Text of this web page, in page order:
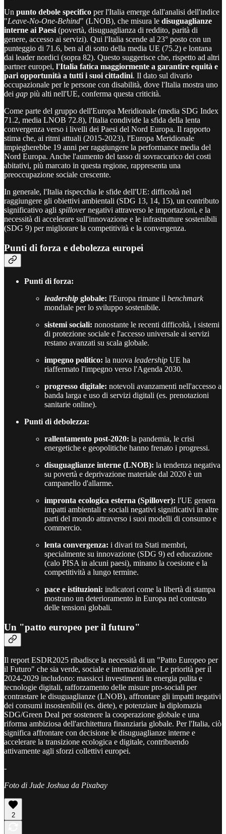
Un punto debole specifico per l'Italia emerge dall'analisi dell'indice
"Leave-No-One-Behind" (LNOB), che misura le disuguaglianze
interne ai Paesi(povertà, disuguaglianza di reddito, parità di
genere, accesso ai servizi). Qui l'Italia scende al 23° posto con un
punteggio di 71.6, ben al di sotto della media UE (75.2) e lontana
dai leader nordici (sopra 82). Questo suggerisce che, rispetto ad altri
partner europei, l'Italia fatica maggiormente a garantire equità e
pari opportunità a tutti i suoi cittadini. Il dato sul divario
occupazionale per le persone con disabilità, dove l'Italia mostra uno
dei gap più alti nell'UE, conferma questa criticità.
Come parte del gruppo dell'Europa Meridionale (media SDG Index
71.2, media LNOB 72.8), l'Italia condivide la sfida della lenta
convergenza verso i livelli dei Paesi del Nord Europa. Il rapporto
stima che, ai ritmi attuali (2015-2023), l'Europa Meridionale
impiegherebbe 19 anni per raggiungere la performance media del
Nord Europa. Anche l'aumento del tasso di sovraccarico dei costi
abitativi, più marcato in questa regione, rappresenta una
preoccupazione sociale crescente.
In generale, l'Italia rispecchia le sfide dell'UE: difficoltà nel
raggiungere gli obiettivi ambientali (SDG 13, 14, 15), un contributo
significativo agli spillovernegativi attraverso le importazioni, e la
necessità di accelerare sull'innovazione e le infrastrutture sostenibili
(SDG 9) per migliorare la competitività e la convergenza.
Punti di forza e debolezza europei
Punti di forza:
leadership globale: l'Europa rimane il benchmark
mondiale per lo sviluppo sostenibile.
sistemi sociali: nonostante le recenti difficoltà, i sistemi
di protezione sociale e l'accesso universale ai servizi
restano avanzati su scala globale.
impegno politico: la nuova leadership UE ha
riaffermato l'impegno verso l'Agenda 2030.
progresso digitale: notevoli avanzamenti nell'accesso a
banda larga e uso di servizi digitali (es. prenotazioni
sanitarie online).
Punti di debolezza:
rallentamento post-2020: la pandemia, le crisi
energetiche e geopolitiche hanno frenato i progressi.
disuguaglianze interne (LNOB): la tendenza negativa
su povertà e deprivazione materiale dal 2020 è un
campanello d'allarme.
impronta ecologica esterna (Spillover): l'UE genera
impatti ambientali e sociali negativi significativi in altre
parti del mondo attraverso i suoi modelli di consumo e
commercio.
lenta convergenza: i divari tra Stati membri,
specialmente su innovazione (SDG 9) ed educazione
(calo PISA in alcuni paesi), minano la coesione e la
competitività a lungo termine.
pace e istituzioni: indicatori come la libertà di stampa
mostrano un deterioramento in Europa nel contesto
delle tensioni globali.
Un "patto europeo per il futuro"
Il report ESDR2025 ribadisce la necessità di un "Patto Europeo per
il Futuro" che sia verde, sociale e internazionale. Le priorità per il
2024-2029 includono: massicci investimenti in energia pulita e
tecnologie digitali, rafforzamento delle misure pro-sociali per
contrastare le disuguaglianze (LNOB), affrontare gli impatti negativi
dei consumi insostenibili (es. diete), e potenziare la diplomazia
SDG/Green Deal per sostenere la cooperazione globale e una
riforma ambiziosa dell'architettura finanziaria globale. Per l'Italia, ciò
significa affrontare con decisione le disuguaglianze interne e
accelerare la transizione ecologica e digitale, contribuendo
attivamente agli sforzi collettivi europei.
-
Foto di Jude Joshua da Pixabay
2